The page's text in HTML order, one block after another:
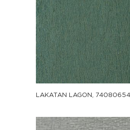
LAKATAN LAGON, 74080654